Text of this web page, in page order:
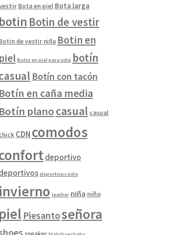
Bota en piel Bota larga
botin Botin de vestir
de vestir niña Botin en
piel Botin en piel para niña botín
Botín con tacón
Botín en caña media
Botín planocasual casual
CDN comodos
deportivo
deportivos niño
invierno leather niña niño
piel Piesantoseñora